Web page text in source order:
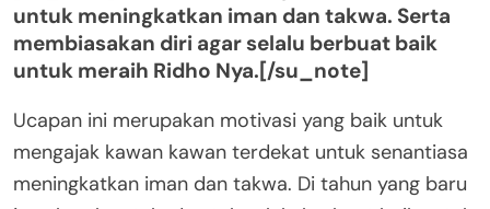
untuk meningkatkan iman dan takwa. Serta
membiasakan diri agar selalu berbuat baik
untuk meraih Ridho Nya.[/su_note]
Ucapan ini merupakan motivasi yang baik untuk
mengajak kawan kawan terdekat untuk senantiasa
meningkatkan iman dan takwa. Di tahun yang baru